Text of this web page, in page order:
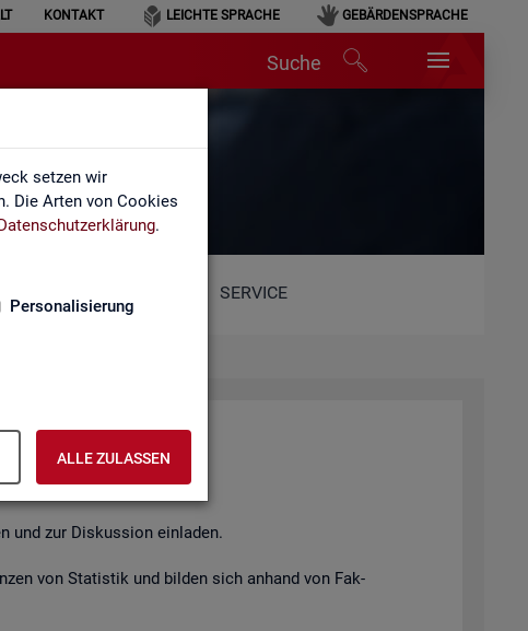
setzen wir
Die Arten von Cookies
.
Personalisierung
ALLE ZULASSEN
KONTAKT LEICHTE SPRACHE GEBÄRDENSPRACHE
Suche
SERVICE
und zur Dis­kus­si­on ein­la­den.
von Sta­tis­tik und bil­den sich an­hand von Fak­